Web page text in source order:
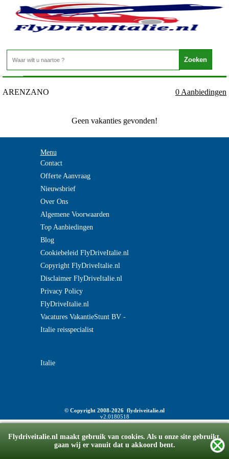
Flydriveitalie.nl maakt gebruik van cookies. Als u onze site gebruikt,
gaan wij er vanuit dat u akkoord bent.
Italie - ITALIAANSE RIVIERA - ARENZANO
Home>
ARENZANO 0 Aanbiedingen
Geen vakanties gevonden!
Menu
Contact
Offerte Aanvraag
Nieuwsbrief
Over Ons
Algemene Voorwaarden
Top Aanbiedingen
Blog
Cookiebeleid FlyDriveItalie.nl
Copyright FlyDriveItalie.nl
Disclaimer FlyDriveItalie.nl
Privacy Policy
FlyDriveItalie.nl
Vacatures VakantieStunt BV -
Italie reisspecialist
Italie
© Copyright 2008-2026 flydriveitalie.nl
v2.0180518